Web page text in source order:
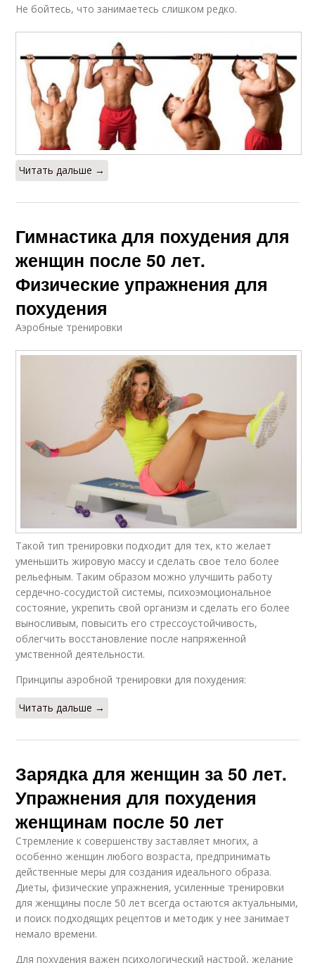
Не бойтесь, что занимаетесь слишком редко.
Читать дальше →
Гимнастика для похудения для
женщин после 50 лет.
Физические упражнения для
похудения
Аэробные тренировки
Такой тип тренировки подходит для тех, кто желает
уменьшить жировую массу и сделать свое тело более
рельефным. Таким образом можно улучшить работу
сердечно-сосудистой системы, психоэмоциональное
состояние, укрепить свой организм и сделать его более
выносливым, повысить его стрессоустойчивость,
облегчить восстановление после напряженной
умственной деятельности.
Принципы аэробной тренировки для похудения:
Читать дальше →
Зарядка для женщин за 50 лет.
Упражнения для похудения
женщинам после 50 лет
Стремление к совершенству заставляет многих, а
особенно женщин любого возраста, предпринимать
действенные меры для создания идеального образа.
Диеты, физические упражнения, усиленные тренировки
для женщины после 50 лет всегда остаются актуальными,
и поиск подходящих рецептов и методик у нее занимает
немало времени.
Для похудения важен психологический настрой, желание